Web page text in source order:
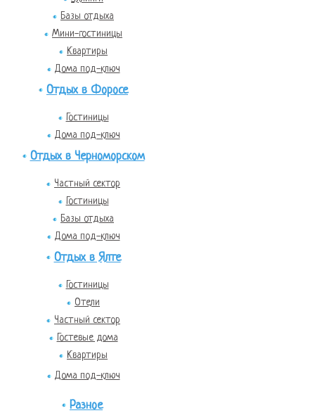
Базы отдыха
Мини-гостиницы
Квартиры
Дома под-ключ
Отдых в Форосе
Гостиницы
Дома под-ключ
Отдых в Черноморском
Частный сектор
Гостиницы
Базы отдыха
Дома под-ключ
Отдых в Ялте
Гостиницы
Отели
Частный сектор
Гостевые дома
Квартиры
Дома под-ключ
Разное